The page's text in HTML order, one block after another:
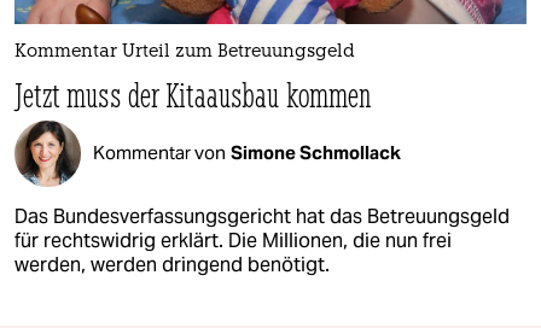
Kommentar Urteil zum Betreuungsgeld
Jetzt muss der Kitaausbau kommen
Kommentar von Simone Schmollack
Das Bundesverfassungsgericht hat das Betreuungsgeld
für rechtswidrig erklärt. Die Millionen, die nun frei
werden, werden dringend benötigt.